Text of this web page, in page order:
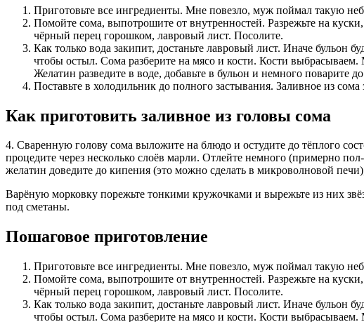
Приготовьте все ингредиенты. Мне повезло, муж поймал такую
Помойте сома, выпотрошите от внутренностей. Разрежьте на
чёрный перец горошком, лавровый лист. Посолите.
Как только вода закипит, достаньте лавровый лист. Иначе бульон
чтобы остыл. Сома разберите на мясо и кости. Кости
Желатин разведите в воде, добавьте в бульон и немного поварите
Поставьте в холодильник до полного застывания. Заливное из
Как приготовить заливное из головы сома
4. Сваренную голову сома выложите на блюдо и остудите до тёплого
процедите через несколько слоёв марли. Отлейте немного (примерно
желатин доведите до кипения (это можно сделать в микроволновой
Варёную морковку порежьте тонкими кружочками и вырежьте из них
под сметаны.
Пошаговое приготовление
Приготовьте все ингредиенты. Мне повезло, муж поймал такую
Помойте сома, выпотрошите от внутренностей. Разрежьте на
чёрный перец горошком, лавровый лист. Посолите.
Как только вода закипит, достаньте лавровый лист. Иначе бульон
чтобы остыл. Сома разберите на мясо и кости. Кости